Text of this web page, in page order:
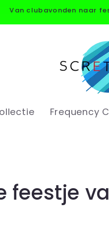
Van clubavonden naar
Frequency
feestje